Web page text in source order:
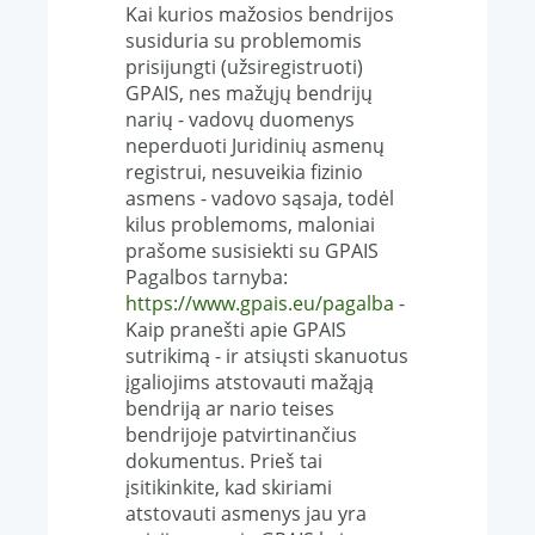
Kai kurios mažosios bendrijos
susiduria su problemomis
prisijungti (užsiregistruoti)
GPAIS, nes mažųjų bendrijų
narių - vadovų duomenys
neperduoti Juridinių asmenų
registrui, nesuveikia fizinio
asmens - vadovo sąsaja, todėl
kilus problemoms, maloniai
prašome susisiekti su GPAIS
Pagalbos tarnyba:
https://www.gpais.eu/pagalba -
Kaip pranešti apie GPAIS
sutrikimą - ir atsiųsti skanuotus
įgaliojims atstovauti mažąją
bendriją ar nario teises
bendrijoje patvirtinančius
dokumentus. Prieš tai
įsitikinkite, kad skiriami
atstovauti asmenys jau yra